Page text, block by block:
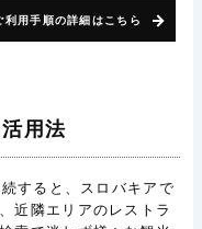
利用手順の詳細はこちら
用法
すると、スロバキアで
近隣エリアのレストラ